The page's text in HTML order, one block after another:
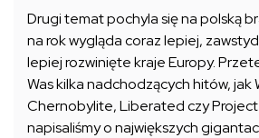
Drugi temat pochyla się na polską
na rok wygląda coraz lepiej,
lepiej rozwinięte kraje Europy.
Was kilka nadchodzących hitów, jak
Chernobylite, Liberated czy
napisaliśmy o największych